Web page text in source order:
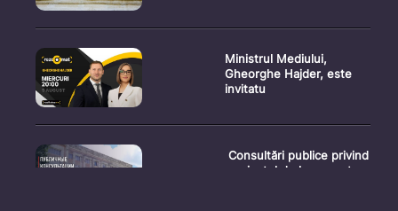
Ministrul Mediului,
Gheorghe Hajder, este
invitatu
Consultări publice privind
proiectul de lege pent